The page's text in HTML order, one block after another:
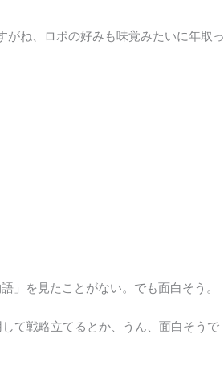
ね、ロボの好みも味覚みたいに年取っ
」を見たことがない。でも面白そう。
て戦略立てるとか、うん、面白そうで